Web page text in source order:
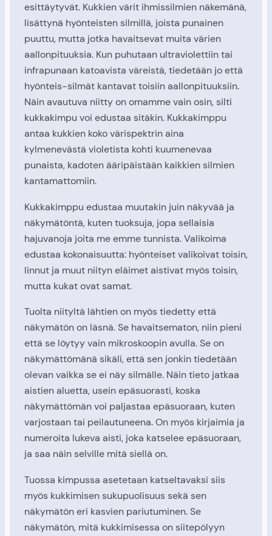
esittäytyvät. Kukkien värit ihmissilmien näkemänä,
lisättynä hyönteisten silmillä, joista punainen
puuttu, mutta jotka havaitsevat muita värien
aallonpituuksia. Kun puhutaan ultraviolettiin tai
infrapunaan katoavista väreistä, tiedetään jo että
hyönteis-silmät kantavat toisiin aallonpituuksiin.
Näin avautuva niitty on omamme vain osin, silti
kukkakimpu voi edustaa sitäkin. Kukkakimppu
antaa kukkien koko värispektrin aina
kylmenevästä violetista kohti kuumenevaa
punaista, kadoten ääripäistään kaikkien silmien
kantamattomiin.
Kukkakimppu edustaa muutakin juin näkyvää ja
näkymätöntä, kuten tuoksuja, jopa sellaisia
hajuvanoja joita me emme tunnista. Valikoima
edustaa kokonaisuutta: hyönteiset valikoivat toisin,
linnut ja muut niityn eläimet aistivat myös toisin,
mutta kukat ovat samat.
Tuolta niityltä lähtien on myös tiedetty että
näkymätön on läsnä. Se havaitsematon, niin pieni
että se löytyy vain mikroskoopin avulla. Se on
näkymättömänä sikäli, että sen jonkin tiedetään
olevan vaikka se ei näy silmälle. Näin tieto jatkaa
aistien aluetta, usein epäsuorasti, koska
näkymättömän voi paljastaa epäsuoraan, kuten
varjostaan tai peilautuneena. On myös kirjaimia ja
numeroita lukeva aisti, joka katselee epäsuoraan,
ja saa näin selville mitä siellä on.
Tuossa kimpussa asetetaan katseltavaksi siis
myös kukkimisen sukupuolisuus sekä sen
näkymätön eri kasvien pariutuminen. Se
näkymätön, mitä kukkimisessa on siitepölyyn